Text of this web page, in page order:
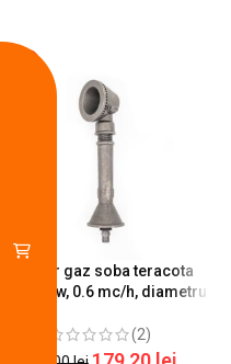
Arzator gaz soba teracota
A600, 6 kw, 0.6 mc/h, diametru
(2)